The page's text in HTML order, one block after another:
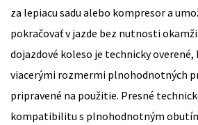
za lepiacu sadu alebo kompresor a
pokračovať v jazde bez nutnosti
dojazdové koleso je technicky
viacerými rozmermi plnohodnotných
pripravené na použitie. Presné
kompatibilitu s plnohodnotným